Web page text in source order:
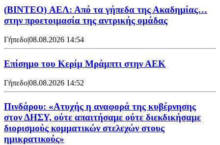
(BINTEO) ΑΕΛ: Από τα γήπεδα της Ακαδημίας…
στην προετοιμασία της αντρικής ομάδας
Γήπεδο|08.08.2026 14:54
Επίσημο του Κερίμ Μράμπτι στην ΑΕK
Γήπεδο|08.08.2026 14:52
Πινδάρου: «Ατυχής η αναφορά της κυβέρνησης
στον ΔΗΣΥ, ούτε απαιτήσαμε ούτε διεκδικήσαμε
διορισμούς κομματικών στελεχών στους
ημικρατικούς»